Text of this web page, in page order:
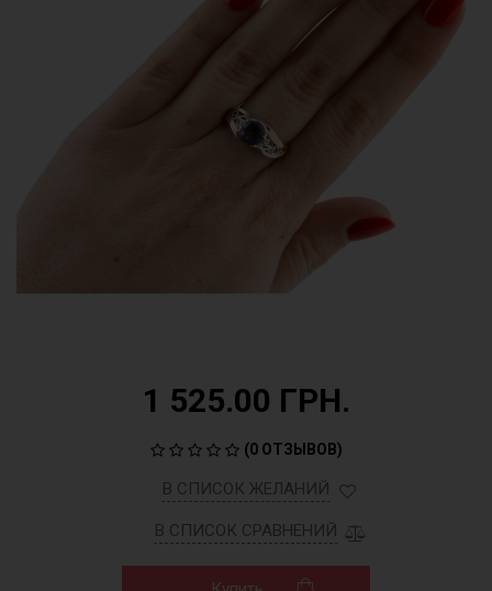
1 525.00 ГРН.
(0 ОТЗЫВОВ)
В СПИСОК ЖЕЛАНИЙ
В СПИСОК СРАВНЕНИЙ